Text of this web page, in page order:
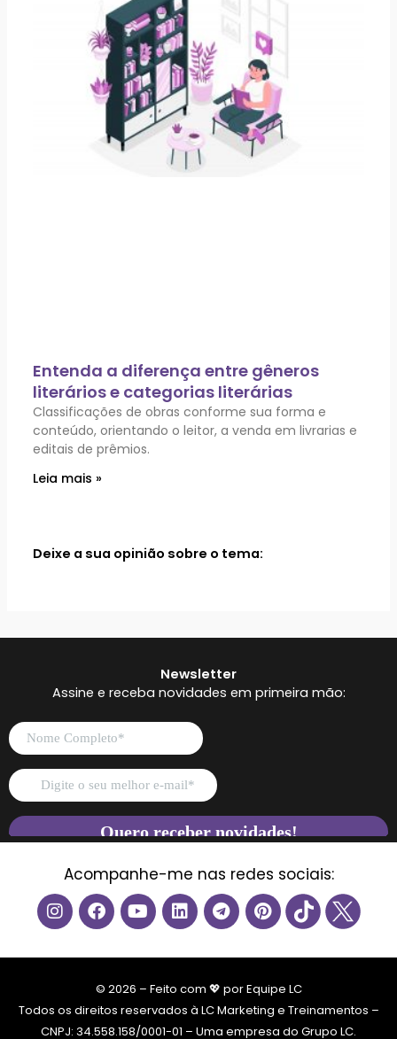
Entenda a diferença entre gêneros
literários e categorias literárias
Classificações de obras conforme sua forma e
conteúdo, orientando o leitor, a venda em livrarias e
editais de prêmios.
Leia mais »
Deixe a sua opinião sobre o tema:
Newsletter
Assine e receba novidades em primeira mão:
Acompanhe-me nas redes sociais:
I
n
s
t
r
a
F
a
c
e
o
o
k
Y
o
u
t
b
e
L
i
n
k
d
i
n
T
e
l
e
r
a
m
P
i
n
t
r
e
s
© 2026 – Feito com 💖 por Equipe LC
Todos os direitos reservados à LC Marketing e Treinamentos –
CNPJ: 34.558.158/0001-01 – Uma empresa do Grupo LC.